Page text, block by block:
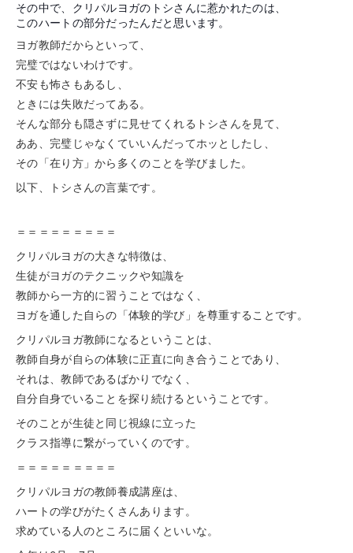
その中で、クリパルヨガのトシさんに惹かれたのは、
このハートの部分だったんだと思います。
ヨガ教師だからといって、
完璧ではないわけです。
不安も怖さもあるし、
ときには失敗だってある。
そんな部分も隠さずに見せてくれるトシさんを見て、
ああ、完璧じゃなくていいんだってホッとしたし、
その「在り方」から多くのことを学びました。
以下、トシさんの言葉です。
＝＝＝＝＝＝＝＝＝
クリパルヨガの大きな特徴は、
生徒がヨガのテクニックや知識を
教師から一方的に習うことではなく、
ヨガを通した自らの「体験的学び」を尊重することです。
クリパルヨガ教師になるということは、
教師自身が自らの体験に正直に向き合うことであり、
それは、教師であるばかりでなく、
自分自身でいることを探り続けるということです。
そのことが生徒と同じ視線に立った
クラス指導に繋がっていくのです。
＝＝＝＝＝＝＝＝＝
クリパルヨガの教師養成講座は、
ハートの学びがたくさんあります。
求めている人のところに届くといいな。